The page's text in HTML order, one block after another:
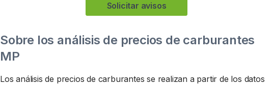
Solicitar avisos
Sobre los análisis de precios de carburantes
MP
Los análisis de precios de carburantes se realizan a partir de los datos